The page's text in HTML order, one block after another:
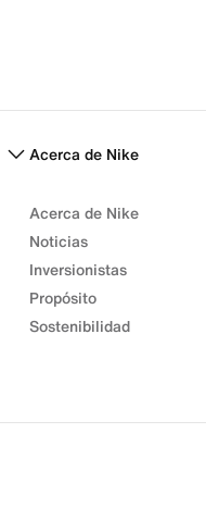
Acerca de Nike
Acerca de Nike
Noticias
Inversionistas
Propósito
Sostenibilidad